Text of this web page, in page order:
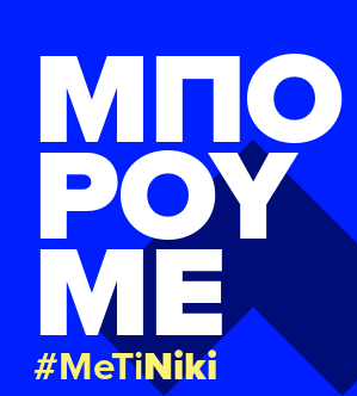
ΜΠΟ
ΡΟΥ
ΜΕ
#MeTiNiki